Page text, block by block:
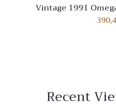
Vintage 1991
Ref.196.0312.1 Gold
Recent